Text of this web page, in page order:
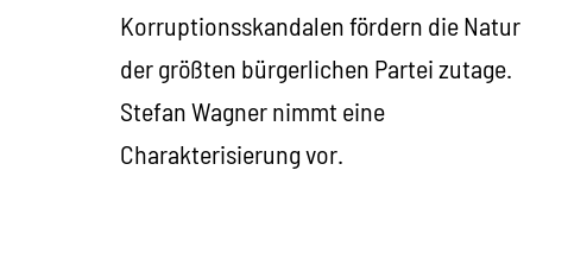
Korruptionsskandalen fördern die Natur
der größten bürgerlichen Partei zutage.
Stefan Wagner nimmt eine
Charakterisierung vor.